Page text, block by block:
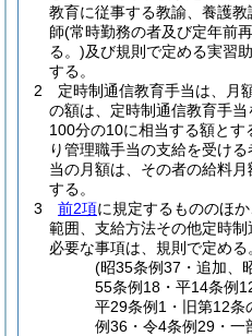
教育に従事する教諭、養護
師(常時勤務の者及び定年前
る。)及び規則で定める実習
する。
2
定時制通信教育手当は、月
の額は、定時制通信教育手
100分の10に相当する額とす
り管理職手当の支給を受け
当の月額は、その者の給料
する。
3
前2項に規定するもののほ
範囲、支給方法その他定時
必要な事項は、規則で定める
(昭35条例37・追加、
55条例18・平14条例
平29条例1・旧第12条
例36・令4条例29・一